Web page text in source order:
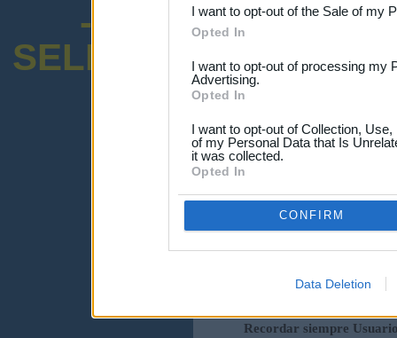
I want to opt-out of the Sale of my
Opted In
I want to opt-out of processing my
Advertising.
Opted In
I want to opt-out of Collection,
of my Personal Data that Is
it was collected.
Opted In
CONFIRM
Data Deletion
-ENCUESTA
SELECTIVO
¡Advertencia!
Por favor ingresa abajo o haz clic-
Ingresar
Recordar siempre